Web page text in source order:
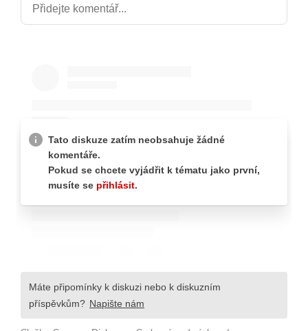
RODINA A DĚTI